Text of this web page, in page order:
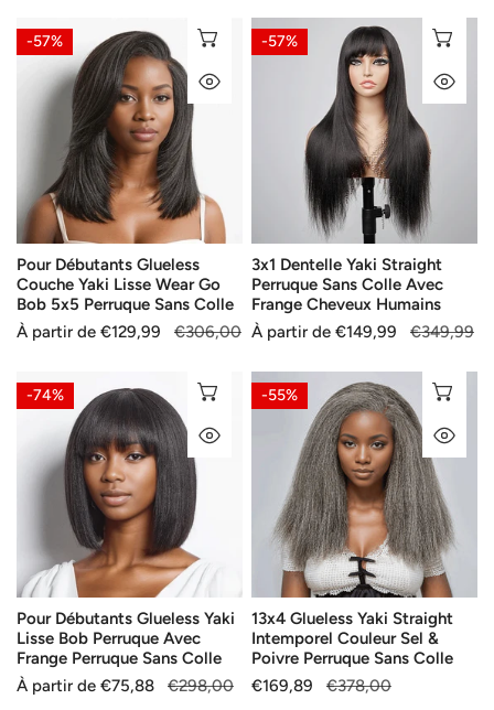
vente
vente
Pour
Débutants
Glueless
Couche
Wear
Go
Bob
5x5
Perruque
Sans
Colle
-57% SÉLECTIONNEZ LES OPTIONS
APERÇU RAPIDE
Pour Débutants Glueless
Couche Yaki Lisse Wear Go
Bob 5x5 Perruque Sans Colle
Prix
vente
À partir de €129,99
Prix
€306,00
3x1
Dentelle
Perruque
Frange
Cheveux
Humains
-57%
3x1 Dentelle Yaki Straight
Perruque Sans Colle Avec
Frange Cheveux Humains
Prix
vente
À partir de €149,99
Prix
€349,99
Pour
Débutants
Glueless
Yaki
Perruque
Avec
Frange
Perruque
Sans
Colle
-74% SÉLECTIONNEZ LES OPTIONS
APERÇU RAPIDE
Pour Débutants Glueless Yaki
Lisse Bob Perruque Avec
Frange Perruque Sans Colle
Prix
À partir de €75,88
Prix
€298,00
13x4
Glueless
Straight
Intemporel
Couleur
Sel
Poivre
Perruque
Sans
Colle
-55%
13x4 Glueless Yaki Straight
Intemporel Couleur Sel &
Poivre Perruque Sans Colle
Prix
€169,89
Prix
€378,00